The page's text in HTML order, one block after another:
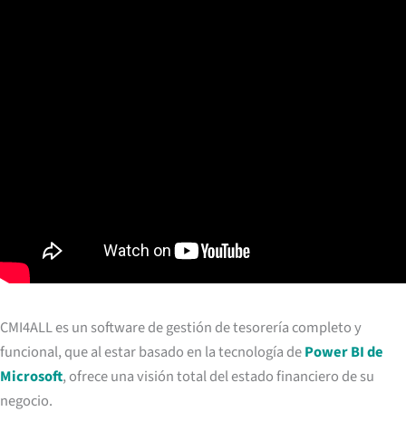
CMI4ALL es un software de gestión de tesorería completo y
funcional, que al estar basado en la tecnología dePower BI de
Microsoft, ofrece una visión total del estado financiero de su
negocio.